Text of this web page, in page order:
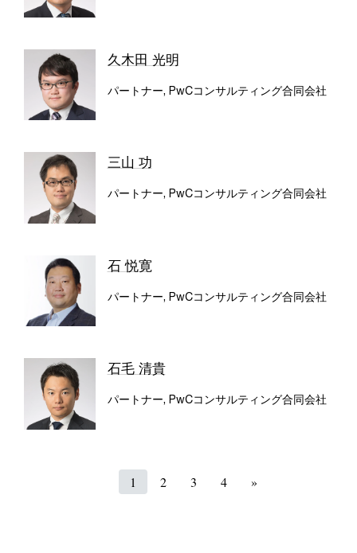
久木田 光明
パートナー, PwCコンサルティング合同会社
三山 功
パートナー, PwCコンサルティング合同会社
石 悦寛
パートナー, PwCコンサルティング合同会社
石毛 清貴
パートナー, PwCコンサルティング合同会社
1 2 3 4 »